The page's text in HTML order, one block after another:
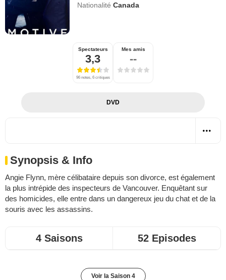
Nationalité Canada
Spectateurs
3,3
96 notes, 6 critiques
Mes amis
--
DVD
Synopsis & Info
Angie Flynn, mère célibataire depuis son divorce, est également
la plus intrépide des inspecteurs de Vancouver. Enquêtant sur
des homicides, elle entre dans un dangereux jeu du chat et de la
souris avec les assassins.
4 Saisons 52 Episodes
Voir la Saison 4